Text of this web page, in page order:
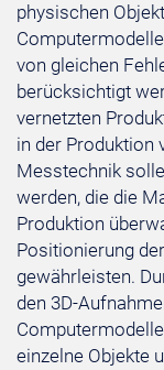
physischen
von gleichen
berücksichtigt
vernetzten
in der Produktion
Messtechnik
werden, die die
Produktion
Positionierung
gewährleisten.
den 3D-
einzelne Objekte